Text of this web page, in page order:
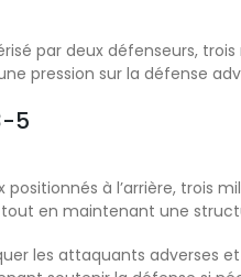
par deux défenseurs,
pression sur la défense
5
à l’arrière, trois
en maintenant une
les attaquants adverses